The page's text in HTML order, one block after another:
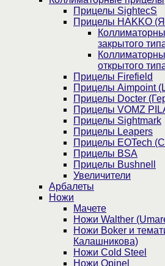
Прицелы SightecS
Прицелы HAKKO
закрытого
открытого
Прицелы Firefield
Прицелы Aimpoint
Прицелы Docter
Прицелы VOMZ
Прицелы Sightmark
Прицелы Leapers
Прицелы EOTech
Прицелы BSA
Прицелы Bushnell
Увеличители
Арбалеты
Ножи
Мачете
Ножи Walther
Ножи Boker и
Калашникова)
Ножи Cold Steel
Ножи Opinel